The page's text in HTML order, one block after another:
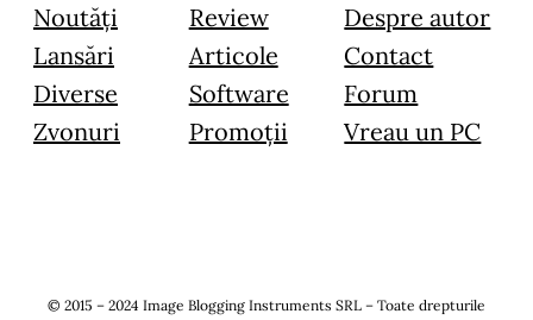
Noutăți
Lansări
Diverse
Zvonuri
Review
Articole
Software
Promoții
Despre autor
Contact
Forum
Vreau un PC
© 2015 – 2024 Image Blogging Instruments SRL – Toate drepturile